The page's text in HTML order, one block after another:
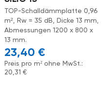
TOP-Schalldämmplatte 0,96
m², Rw = 35 dB, Dicke 13 mm,
Abmessungen 1200 x 800 x
13 mm.
23,40 €
Preis pro m² ohne MwSt.:
20,31€